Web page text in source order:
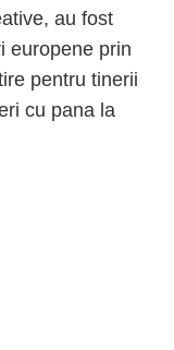
au fost
europene prin
pentru tinerii
cu pana la